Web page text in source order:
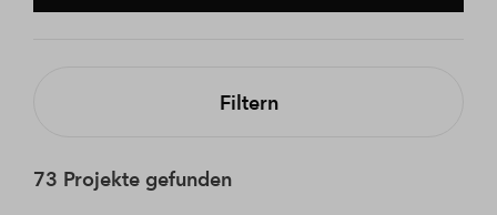
Filtern
73 Projekte gefunden